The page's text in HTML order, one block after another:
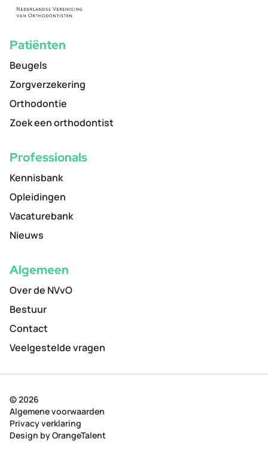
Patiënten
Beugels
Zorgverzekering
Orthodontie
Zoek een orthodontist
Professionals
Kennisbank
Opleidingen
Vacaturebank
Nieuws
Algemeen
Over de NVvO
Bestuur
Contact
Veelgestelde vragen
© 2026
Algemene voorwaarden
Privacy verklaring
Design byOrangeTalent